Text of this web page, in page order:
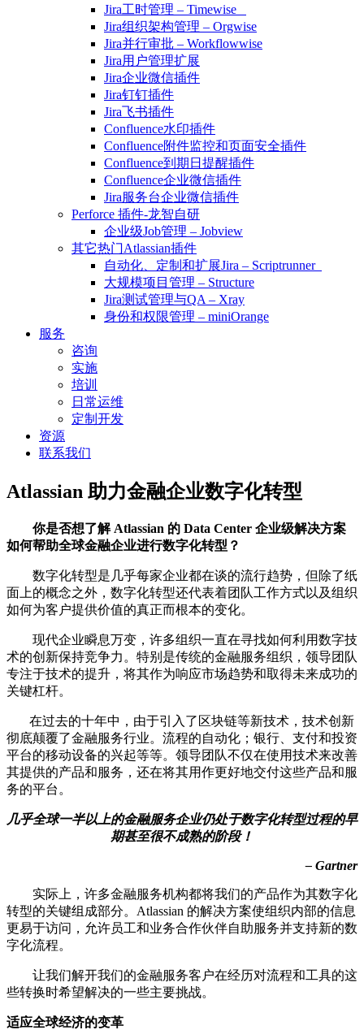
Jira工时管理 – Timewise
Jira组织架构管理 – Orgwise
Jira并行审批 – Workflowwise
Jira用户管理扩展
Jira企业微信插件
Jira钉钉插件
Jira飞书插件
Confluence水印插件
Confluence附件监控和页面安全插件
Confluence到期日提醒插件
Confluence企业微信插件
Jira服务台企业微信插件
Perforce 插件-龙智自研
企业级Job管理 – Jobview
其它热门Atlassian插件
自动化、定制和扩展Jira – Scriptrunner
大规模项目管理 – Structure
Jira测试管理与QA – Xray
身份和权限管理 – miniOrange
服务
咨询
实施
培训
日常运维
定制开发
资源
联系我们
Atlassian 助力金融企业数字化转型
你是否想了解 Atlassian 的 Data Center 企业级解决方案
如何帮助全球金融企业进行数字化转型？
数字化转型是几乎每家企业都在谈的流行趋势，但除了纸
面上的概念之外，数字化转型还代表着团队工作方式以及组织
如何为客户提供价值的真正而根本的变化。
现代企业瞬息万变，许多组织一直在寻找如何利用数字技
术的创新保持竞争力。特别是传统的金融服务组织，领导团队
专注于技术的提升，将其作为响应市场趋势和取得未来成功的
关键杠杆。
在过去的十年中，由于引入了区块链等新技术，技术创新
彻底颠覆了金融服务行业。流程的自动化；银行、支付和投资
平台的移动设备的兴起等等。领导团队不仅在使用技术来改善
其提供的产品和服务，还在将其用作更好地交付这些产品和服
务的平台。
几乎全球一半以上的金融服务企业仍处于数字化转型过程的早
期甚至很不成熟的阶段！
– Gartner
实际上，许多金融服务机构都将我们的产品作为其数字化
转型的关键组成部分。Atlassian 的解决方案使组织内部的信息
更易于访问，允许员工和业务合作伙伴自助服务并支持新的数
字化流程。
让我们解开我们的金融服务客户在经历对流程和工具的这
些转换时希望解决的一些主要挑战。
适应全球经济的变革